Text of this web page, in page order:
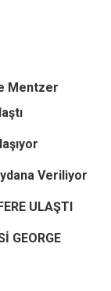
Mentzer
Veriliyor
ULAŞTI
GEORGE